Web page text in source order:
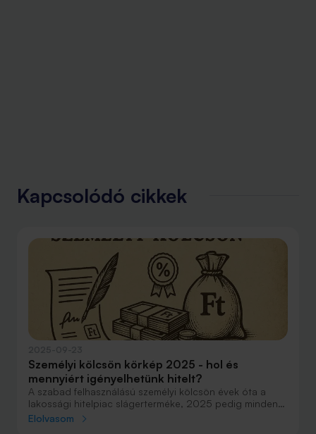
Kapcsolódó cikkek
Személyi kölcsön körkép 2025 - hol és
mennyiért igényelhetünk hitelt?
A szabad felhasználású személyi kölcsön évek óta a
lakossági hitelpiac slágerterméke, 2025 pedig minden
bizonnyal rekordot hoz majd a kihelyezésben.
Elolvasom